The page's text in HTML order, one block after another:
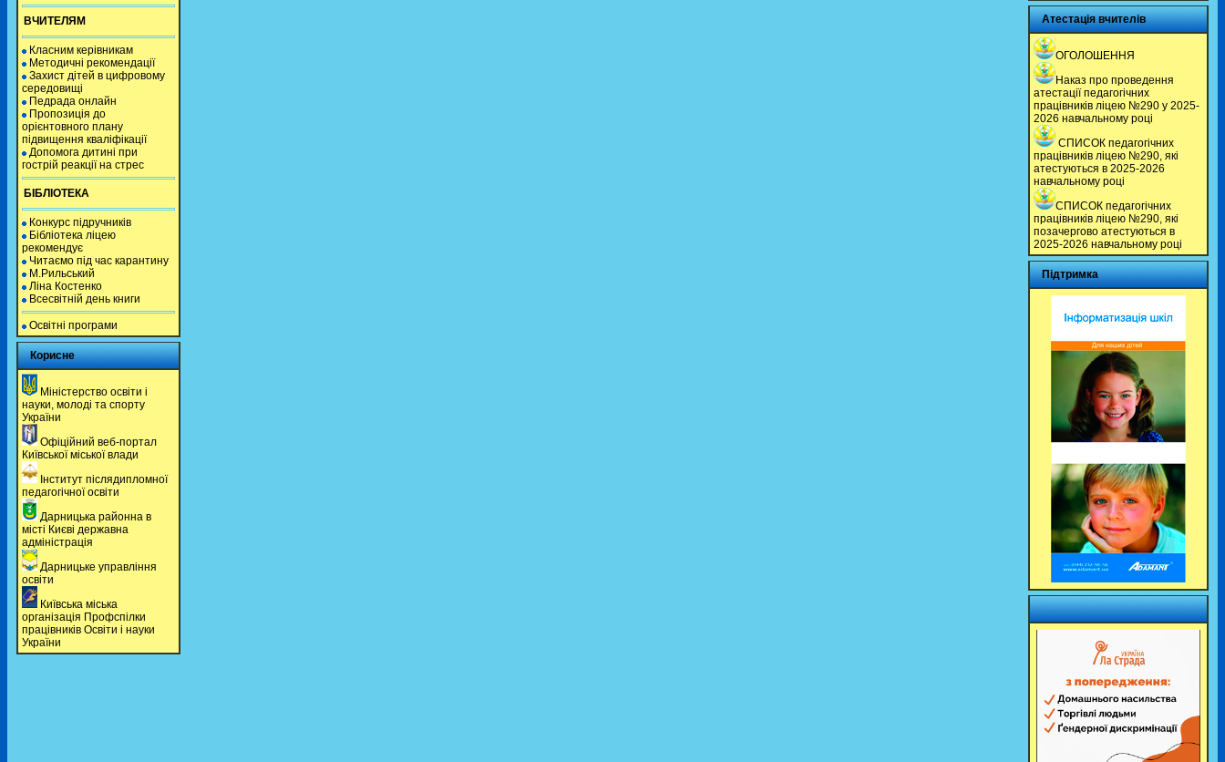
ВЧИТЕЛЯМ
Класним керівникам
Методичні рекомендації
Захист дітей в цифровому
середовищі
Педрада онлайн
Пропозиція до
орієнтовного плану
підвищення кваліфікації
Допомога дитині при
гострій реакції на стрес
БІБЛІОТЕКА
Конкурс підручників
Бібліотека ліцею
рекомендує
Читаємо під час карантину
М.Рильський
Ліна Костенко
Всесвітній день книги
Освітні програми
Корисне
Мiнiстерство освiти і
науки, молоді та спорту
України
Офіційний веб-портал
Київської міської влади
Інститут післядипломної
педагогічної освіти
Дарницька районна в
місті Києві державна
адміністрація
Дарницьке управління
освіти
Київська міська
організація Профспілки
працівників Освіти і науки
України
Атестація вчителів
ОГОЛОШЕННЯ
Наказ про проведення
атестації педагогічних
працівників ліцею №290 у 2025-
2026 навчальному році
СПИСОК педагогічних
працівників ліцею №290, які
атестуються в 2025-2026
навчальному році
СПИСОК педагогічних
працівників ліцею №290, які
позачергово атестуються в
2025-2026 навчальному році
Підтримка